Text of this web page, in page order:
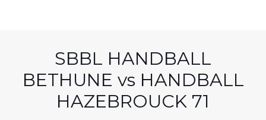
SBBL HANDBALL
BETHUNE vs HANDBALL
HAZEBROUCK 71